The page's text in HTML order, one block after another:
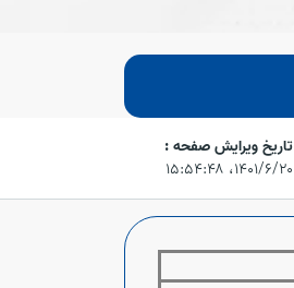
تاریخ ویرایش صفحه :
۱۴۰۱/۶/۲۰،‏ ۱۵:۵۴:۴۸